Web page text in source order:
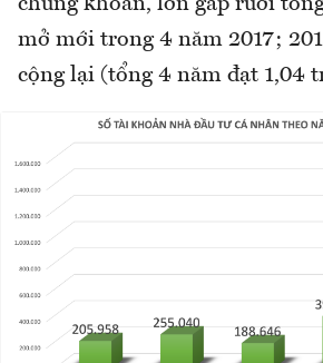
mở mới trong 4 năm 2017;
cộng lại (tổng 4 năm đạt 1,04